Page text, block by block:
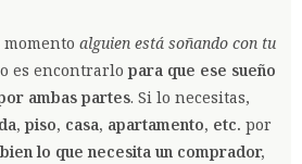
momento alguien está soñando con tu
es encontrarlopara que ese sueño
ambas partes. Si lo necesitas,
piso, casa, apartamento, etc. por
lo que necesita un comprador,